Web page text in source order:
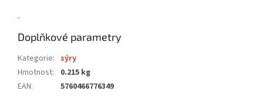
Doplňkové parametry
Kategorie: sýry
Hmotnost:
0.215 kg
EAN: 5760466776349